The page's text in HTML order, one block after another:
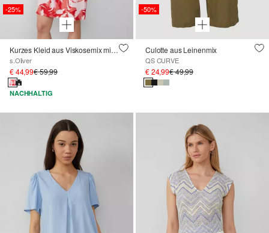
-25%
Kurzes Kleid aus Viskosemix mit Puffärmeln
s.Oliver
€ 44,99€ 59,99
NACHHALTIG
-50%
Culotte aus Leinenmix
QS CURVE
€ 24,99€ 49,99